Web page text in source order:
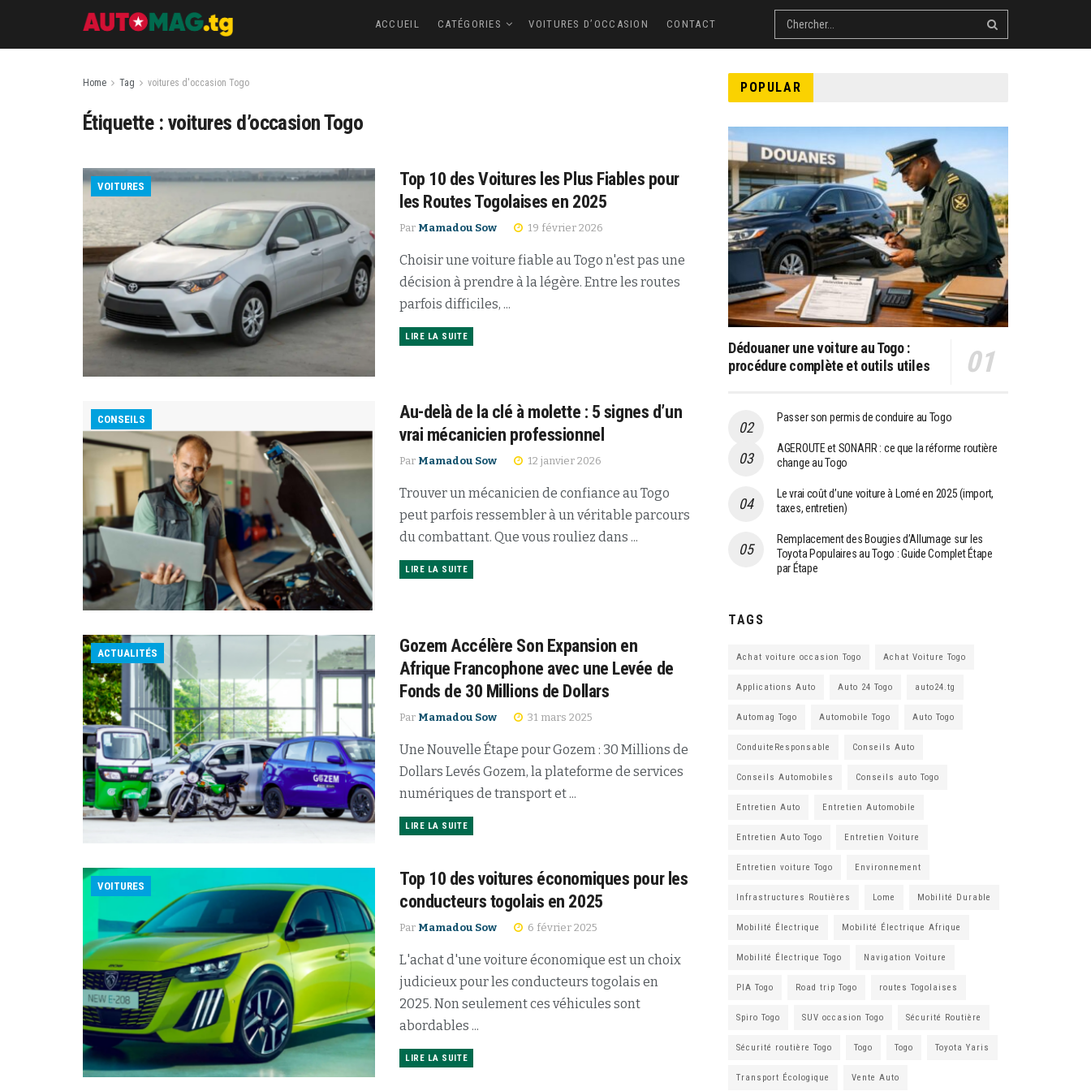
ACCUEIL CATÉGORIES VOITURES D’OCCASION CONTACT
Home Tag voitures d'occasion Togo
Étiquette : voitures d’occasion Togo
VOITURES
Top 10 des Voitures les Plus Fiables pour
les Routes Togolaises en 2025
Par Mamadou Sow 19 février 2026
Choisir une voiture fiable au Togo n'est pas une
décision à prendre à la légère. Entre les routes
parfois difficiles, ...
LIRE LA SUITE
CONSEILS
Au-delà de la clé à molette : 5 signes d’un
vrai mécanicien professionnel
Par Mamadou Sow 12 janvier 2026
Trouver un mécanicien de confiance au Togo
peut parfois ressembler à un véritable parcours
du combattant. Que vous rouliez dans ...
LIRE LA SUITE
ACTUALITÉS
Gozem Accélère Son Expansion en
Afrique Francophone avec une Levée de
Fonds de 30 Millions de Dollars
Par Mamadou Sow 31 mars 2025
Une Nouvelle Étape pour Gozem : 30 Millions de
Dollars Levés Gozem, la plateforme de services
numériques de transport et ...
LIRE LA SUITE
VOITURES
Top 10 des voitures économiques pour les
conducteurs togolais en 2025
Par Mamadou Sow 6 février 2025
L'achat d'une voiture économique est un choix
judicieux pour les conducteurs togolais en
2025. Non seulement ces véhicules sont
abordables ...
LIRE LA SUITE
POPULAR
Dédouaner une voiture au Togo :
procédure complète et outils utiles
Passer son permis de conduire au Togo
AGEROUTE et SONAFIR : ce que la réforme routière
change au Togo
Le vrai coût d’une voiture à Lomé en 2025 (import,
taxes, entretien)
Remplacement des Bougies d’Allumage sur les
Toyota Populaires au Togo : Guide Complet Étape
par Étape
TAGS
Achat voiture occasion Togo Achat Voiture Togo
Applications Auto Auto 24 Togo auto24.tg
Automag Togo Automobile Togo Auto Togo
ConduiteResponsable Conseils Auto
Conseils Automobiles Conseils auto Togo
Entretien Auto Entretien Automobile
Entretien Auto Togo Entretien Voiture
Entretien voiture Togo Environnement
Infrastructures Routières Lome Mobilité Durable
Mobilité Électrique Mobilité Électrique Afrique
Mobilité Électrique Togo Navigation Voiture
PIA Togo Road trip Togo routes Togolaises
Spiro Togo SUV occasion Togo Sécurité Routière
Sécurité routière Togo Togo Togo Toyota Yaris
Transport Écologique Vente Auto